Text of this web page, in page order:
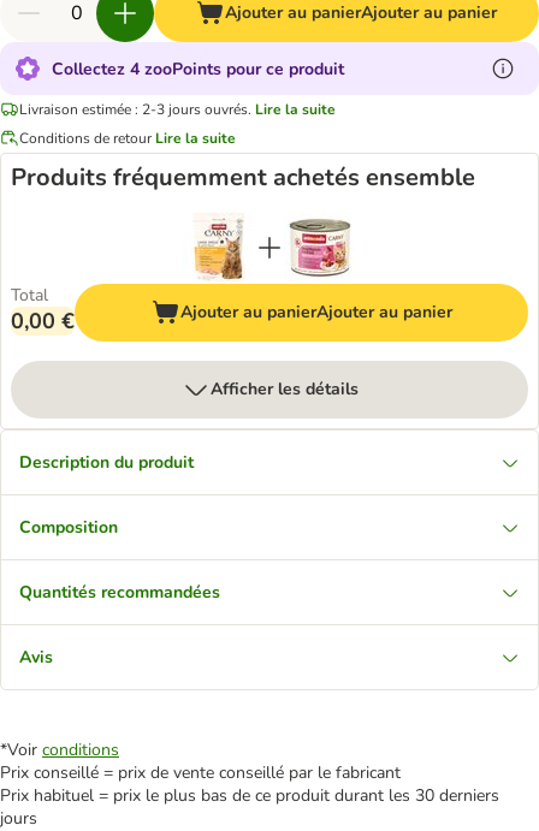
Ajouter au panierAjouter au panier
Collectez 4 zooPoints pour ce produit
Livraison estimée : 2-3 jours ouvrés. Lire la suite
Conditions de retour Lire la suite
Produits fréquemment achetés ensemble
Total
0,00 € Ajouter au panierAjouter au panier
Afficher les détails
Description du produit
Composition
Quantités recommandées
Avis
*Voir conditions
Prix conseillé = prix de vente conseillé par le fabricant
Prix habituel = prix le plus bas de ce produit durant les 30 derniers
jours